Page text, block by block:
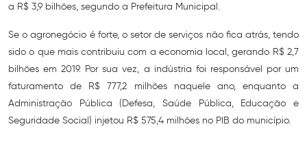
a R$ 3,9 bilhões, segundo a Prefeitura Municipal.
Se o agronegócio é forte, o setor de serviços não fica atrás, tendo
sido o que mais contribuiu com a economia local, gerando R$ 2,7
bilhões em 2019. Por sua vez, a indústria foi responsável por um
faturamento de R$ 777,2 milhões naquele ano, enquanto a
Administração Pública (Defesa, Saúde Pública, Educação e
Seguridade Social) injetou R$ 575,4 milhões no PIB do município.